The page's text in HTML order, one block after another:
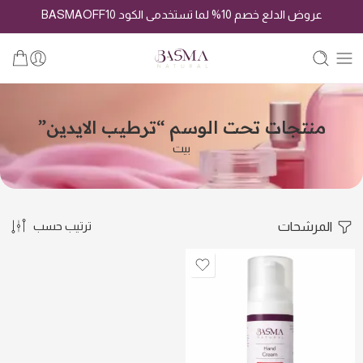
عروض الدلع خصم 10% لما تستخدمى الكود BASMAOFF10
منتجات تحت الوسم “ترطيب الايدين”
بيت
المرشحات ترتيب حسب
كريم اليدين بزيت جوز
كريم اليدين بالزهور